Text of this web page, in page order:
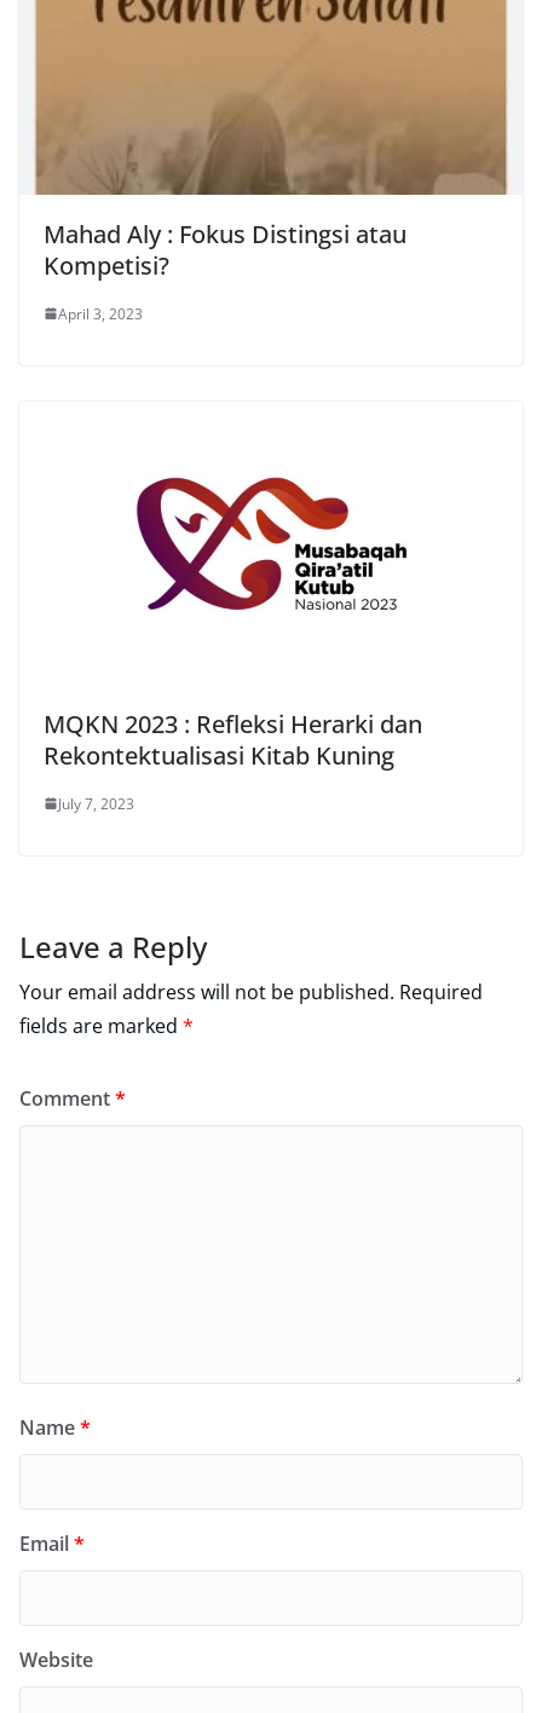
Mahad Aly : Fokus Distingsi atau
Kompetisi?
April 3, 2023
MQKN 2023 : Refleksi Herarki dan
Rekontektualisasi Kitab Kuning
July 7, 2023
Leave a Reply
Your email address will not be published. Required
fields are marked *
Comment*
Name*
Email*
Website